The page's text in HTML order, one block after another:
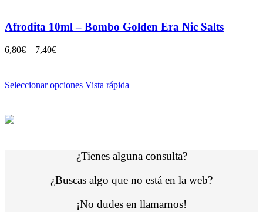
Afrodita 10ml – Bombo Golden Era Nic Salts
6,80€ – 7,40€
Seleccionar opciones Vista rápida
¿Tienes alguna consulta?
¿Buscas algo que no está en la web?
¡No dudes en llamarnos!